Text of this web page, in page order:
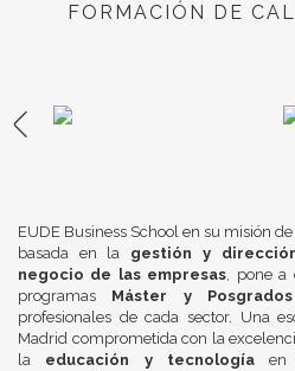
FORMACIÓN DE
EUDE Business School en su misión
basada en la gestión y
negocio de las empresas, pone a
programas Máster y Posgrados
profesionales de cada sector. Una
Madrid comprometida con la
la educación y tecnologíaen